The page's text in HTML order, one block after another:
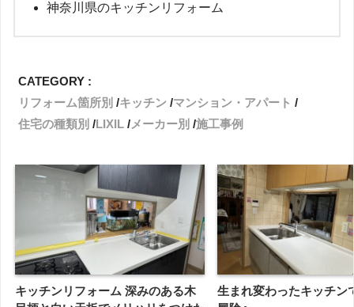
神奈川県のキッチンリフォーム
CATEGORY :
リフォーム箇所別
キッチン マンション・アパート
住宅の種類別
LIXIL メーカー別 施工事例
キッチンリフォーム 深みのある木
生まれ変わったキッチン